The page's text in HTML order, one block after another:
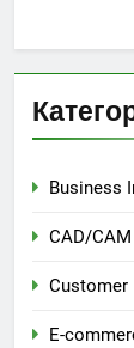
Business
CAD/CAM
Customer
E-